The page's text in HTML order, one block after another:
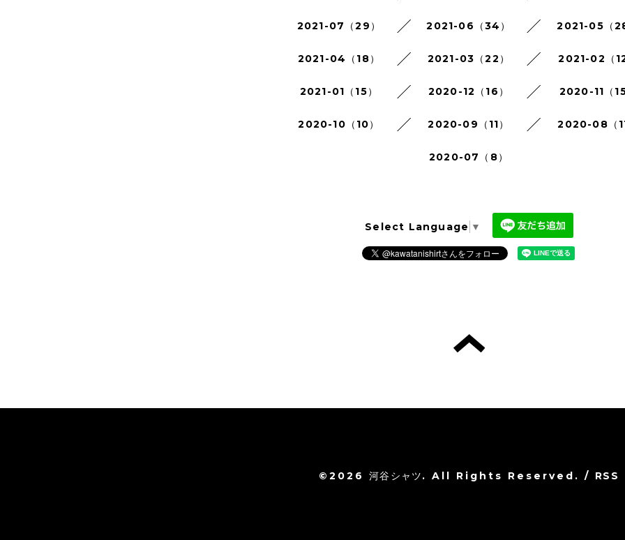
2021-07（29） 2021-06（34） 2021-05（28
2021-04（18） 2021-03（22） 2021-02（12
2021-01（15） 2020-12（16） 2020-11（15
2020-10（10） 2020-09（11） 2020-08（11
2020-07（8）
Select Language ▼
©2026河谷シャツ. All Rights Reserved. / RSS